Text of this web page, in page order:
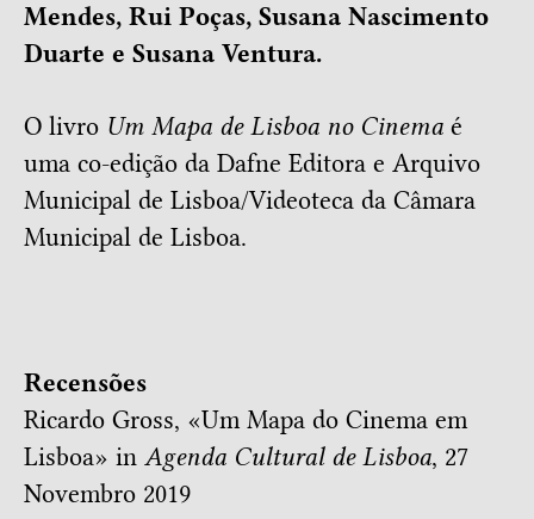
Mendes, Rui Poças, Susana Nascimento
Duarte e Susana Ventura.
O livro Um Mapa de Lisboa no Cinema é
uma co-edição da Dafne Editora e Arquivo
Municipal de Lisboa/Videoteca da Câmara
Municipal de Lisboa.
Recensões
Ricardo Gross, «Um Mapa do Cinema em
Lisboa» in Agenda Cultural de Lisboa, 27
Novembro 2019